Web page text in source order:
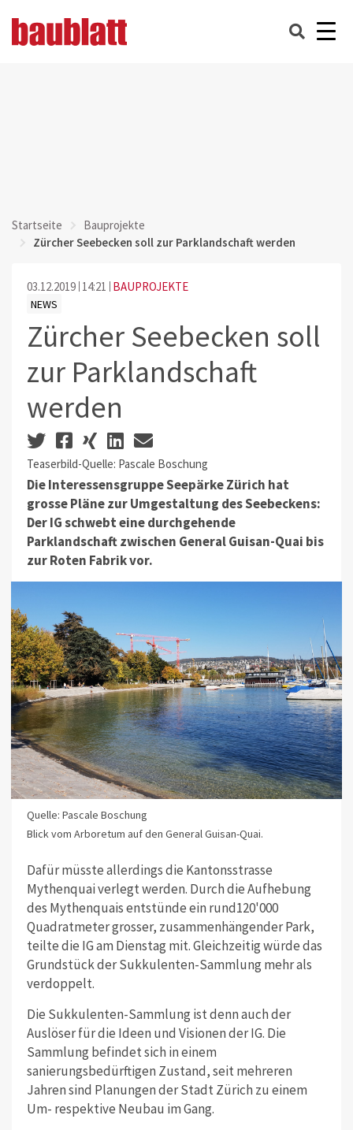
Startseite
Bauprojekte
Zürcher Seebecken soll zur Parklandschaft werden
03.12.2019 14:21 BAUPROJEKTE
NEWS
Zürcher Seebecken soll
zur Parklandschaft
werden
Teaserbild-Quelle: Pascale Boschung
Die Interessensgruppe Seepärke Zürich hat
grosse Pläne zur Umgestaltung des Seebeckens:
Der IG schwebt eine durchgehende
Parklandschaft zwischen General Guisan-Quai bis
zur Roten Fabrik vor.
Quelle: Pascale Boschung
Blick vom Arboretum auf den General Guisan-Quai.
Dafür müsste allerdings die Kantonsstrasse
Mythenquai verlegt werden. Durch die Aufhebung
des Mythenquais entstünde ein rund120'000
Quadratmeter grosser, zusammenhängender Park,
teilte die IG am Dienstag mit. Gleichzeitig würde das
Grundstück der Sukkulenten-Sammlung mehr als
verdoppelt.
Die Sukkulenten-Sammlung ist denn auch der
Auslöser für die Ideen und Visionen der IG. Die
Sammlung befindet sich in einem
sanierungsbedürftigen Zustand, seit mehreren
Jahren sind Planungen der Stadt Zürich zu einem
Um- respektive Neubau im Gang.